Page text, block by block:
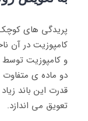
کامپوزیت در آن
و کامپوزیت
دو ماده ی متفاوت
قدرت این باند
تعویق می اندازد.